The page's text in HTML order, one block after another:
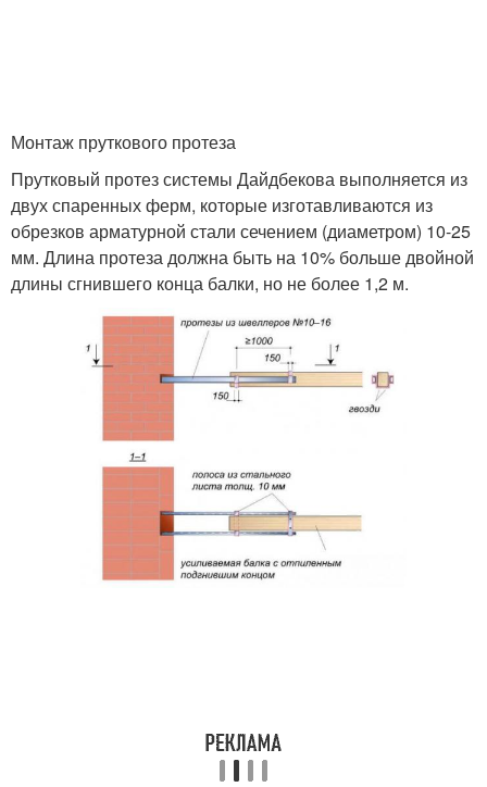
Монтаж пруткового протеза
Прутковый протез системы Дайдбекова выполняется из
двух спаренных ферм, которые изготавливаются из
обрезков арматурной стали сечением (диаметром) 10-25
мм. Длина протеза должна быть на 10% больше двойной
длины сгнившего конца балки, но не более 1,2 м.